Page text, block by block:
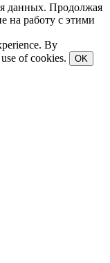
данных. Продолжая
на работу с этими
By
of cookies.
OK